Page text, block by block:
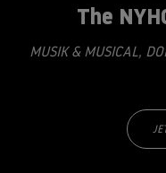
The
MUSIK & MUSICAL,